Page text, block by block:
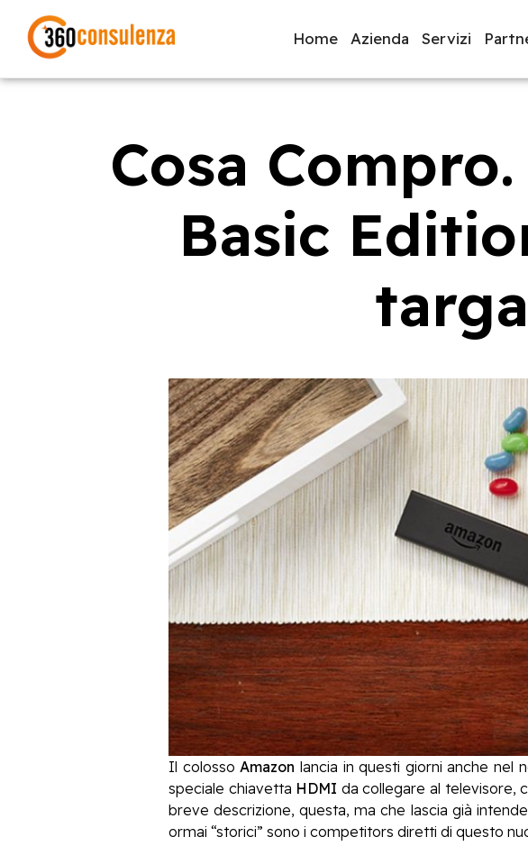
Home Azienda Servizi
GDPR NIS2 Bandi ISO 27001 Sviluppo software
Inizia a digitare per visualizzare le pagine consigliate.
Cosa
Basic
Il colossoAmazon lancia in questi giorni anche nel
speciale chiavetta HDMI da collegare al televisore,
breve descrizione, questa, ma che lascia già
ormai “storici” sono i competitors diretti di questo